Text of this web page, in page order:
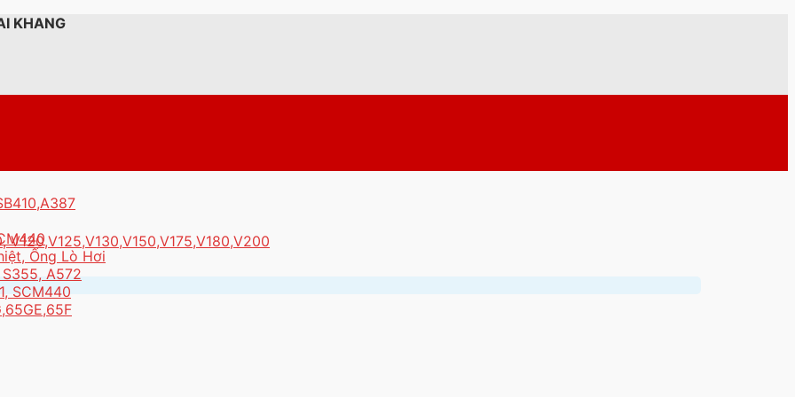
KHANG
Ống Lò Hơi
A572
SCM440
V120,V125,V130,V150,V175,V180,V200